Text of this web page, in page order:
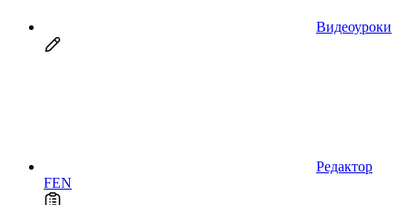
Видеоуроки
Редактор
FEN